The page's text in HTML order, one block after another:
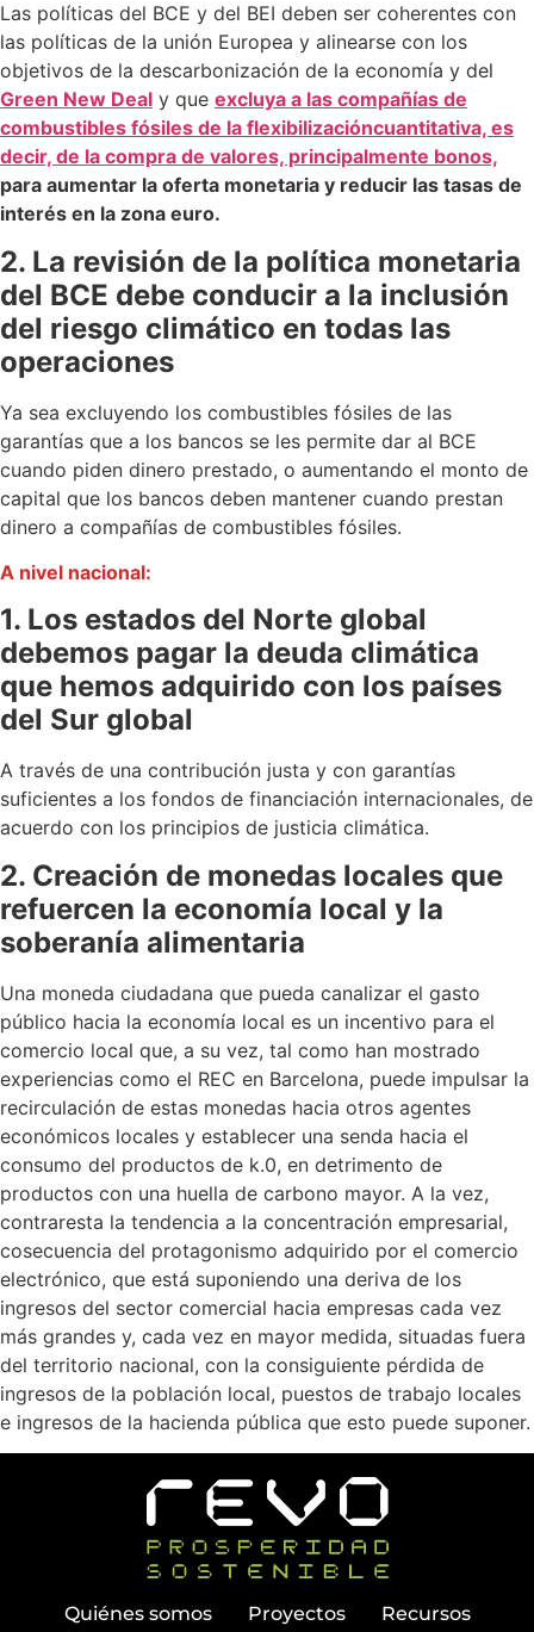
Las políticas del BCE y del BEI deben ser coherentes con
las políticas de la unión Europea y alinearse con los
objetivos de la descarbonización de la economía y del
Green New Deal y que excluya a las compañías de
combustibles fósiles de la flexibilizacióncuantitativa, es
decir, de la compra de valores, principalmente bonos,
para aumentar la oferta monetaria y reducir las tasas de
interés en la zona euro.
2. La revisión de la política monetaria
del BCE debe conducir a la inclusión
del riesgo climático en todas las
operaciones
Ya sea excluyendo los combustibles fósiles de las
garantías que a los bancos se les permite dar al BCE
cuando piden dinero prestado, o aumentando el monto de
capital que los bancos deben mantener cuando prestan
dinero a compañías de combustibles fósiles.
A nivel nacional:
1. Los estados del Norte global
debemos pagar la deuda climática
que hemos adquirido con los países
del Sur global
A través de una contribución justa y con garantías
suficientes a los fondos de financiación internacionales, de
acuerdo con los principios de justicia climática.
2. Creación de monedas locales que
refuercen la economía local y la
soberanía alimentaria
Una moneda ciudadana que pueda canalizar el gasto
público hacia la economía local es un incentivo para el
comercio local que, a su vez, tal como han mostrado
experiencias como el REC en Barcelona, puede impulsar la
recirculación de estas monedas hacia otros agentes
económicos locales y establecer una senda hacia el
consumo del productos de k.0, en detrimento de
productos con una huella de carbono mayor. A la vez,
contraresta la tendencia a la concentración empresarial,
cosecuencia del protagonismo adquirido por el comercio
electrónico, que está suponiendo una deriva de los
ingresos del sector comercial hacia empresas cada vez
más grandes y, cada vez en mayor medida, situadas fuera
del territorio nacional, con la consiguiente pérdida de
ingresos de la población local, puestos de trabajo locales
e ingresos de la hacienda pública que esto puede suponer.
Quiénes somos Proyectos Recursos